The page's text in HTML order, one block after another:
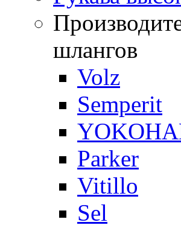
шлангов
Volz
Semperit
Parker
Vitillo
Sel